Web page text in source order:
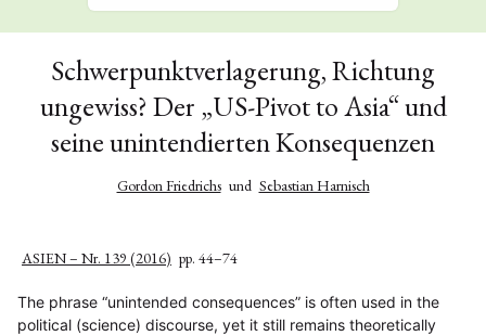
Schwerpunktverlagerung, Richtung
ungewiss? Der „US-Pivot to Asia“ und
seine unintendierten Konsequenzen
Gordon Friedrichs und Sebastian Harnisch
ASIEN – Nr. 139 (2016) pp. 44–74
The phrase “unintended consequences” is often used in the
political (science) discourse, yet it still remains theoretically